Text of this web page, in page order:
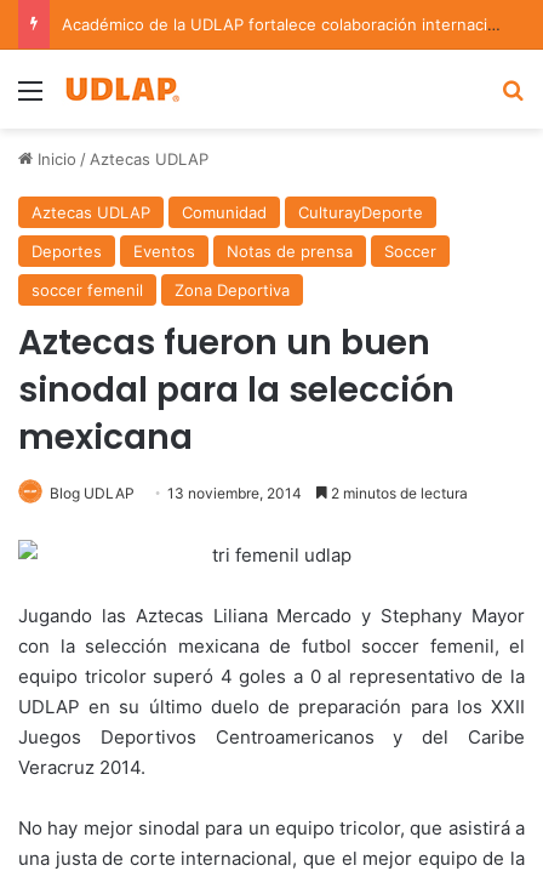
Académico de la UDLAP fortalece colaboración internacional con estancia de investigación en Argentina
Menu
Inicio / Aztecas UDLAP
Aztecas UDLAP Comunidad
CulturayDeporte
Deportes
Eventos Notas de prensa
Soccer
soccer femenil
Zona Deportiva
Aztecas fueron un buen
sinodal para la selección
mexicana
Blog UDLAP 13 noviembre, 2014 2 minutos de lectura
Jugando las Aztecas Liliana Mercado y Stephany Mayor
con la selección mexicana de futbol soccer femenil, el
equipo tricolor superó 4 goles a 0 al representativo de la
UDLAP en su último duelo de preparación para los XXII
Juegos Deportivos Centroamericanos y del Caribe
Veracruz 2014.
No hay mejor sinodal para un equipo tricolor, que asistirá a
una justa de corte internacional, que el mejor equipo de la